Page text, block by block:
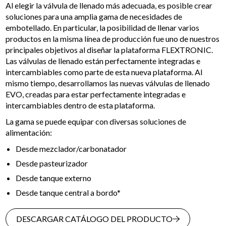
Al elegir la válvula de llenado más adecuada, es posible crear
soluciones para una amplia gama de necesidades de
embotellado. En particular, la posibilidad de llenar varios
productos en la misma línea de producción fue uno de nuestros
principales objetivos al diseñar la plataforma FLEXTRONIC.
Las válvulas de llenado están perfectamente integradas e
intercambiables como parte de esta nueva plataforma. Al
mismo tiempo, desarrollamos las nuevas válvulas de llenado
EVO, creadas para estar perfectamente integradas e
intercambiables dentro de esta plataforma.
La gama se puede equipar con diversas soluciones de
alimentación:
Desde mezclador/carbonatador
Desde pasteurizador
Desde tanque externo
Desde tanque central a bordo*
DESCARGAR CATÁLOGO DEL PRODUCTO